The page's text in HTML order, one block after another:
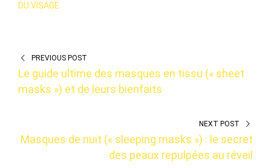
DU VISAGE
PREVIOUS POST
Le guide ultime des masques en tissu (« sheet
masks ») et de leurs bienfaits
NEXT POST
Masques de nuit (« sleeping masks ») : le secret
des peaux repulpées au réveil